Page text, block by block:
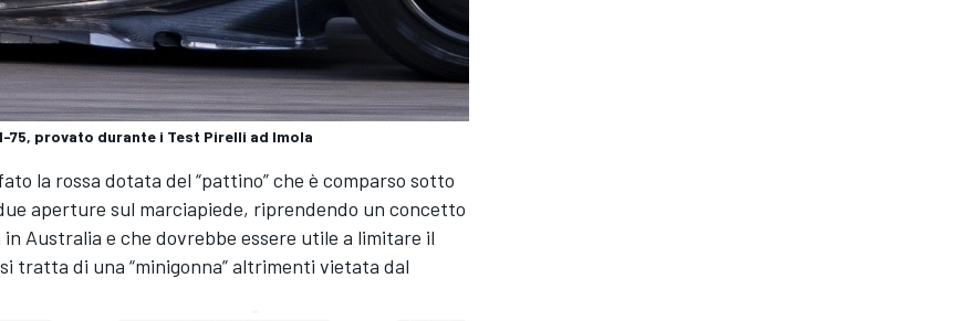
75, provato durante i Test Pirelli ad Imola
la rossa dotata del “pattino” che è comparso sotto
aperture sul marciapiede, riprendendo un concetto
Australia e che dovrebbe essere utile a limitare il
tratta di una “minigonna” altrimenti vietata dal